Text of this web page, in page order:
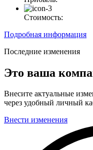
Стоимость:
Подробная информация
Последние изменения
Это ваша
Внесите актуальные
через удобный личный
Внести изменения